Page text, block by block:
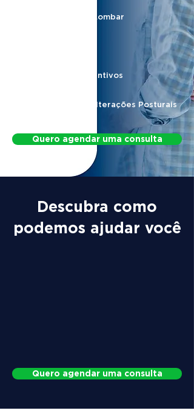
Hérnia de Disco Lombar
Protocolos Preventivos
Protocolo para Alterações Posturais
Quero agendar uma consulta
Descubra como
podemos ajudar você
Quero agendar uma consulta